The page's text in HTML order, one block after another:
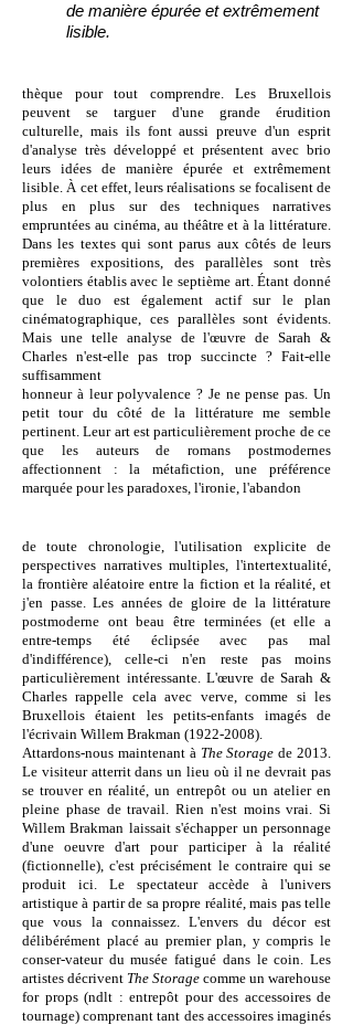
de manière épurée et extrêmement
lisible.
thèque pour tout comprendre.Les Bruxellois
peuvent se targuer d'une grande érudition
culturelle, mais ils font aussi preuve d'un esprit
d'analyse très développé et présentent avec brio
leurs idées de manière épurée et extrêmement
lisible. À cet effet, leurs réalisations se focalisent de
plus en plus sur des techniques narratives
empruntées au cinéma, au théâtre et à la littérature.
Dans les textes qui sont parus aux côtés de leurs
premières expositions, des parallèles sont très
volontiers établis avec le septième art. Étant donné
que le duo est également actif sur le plan
cinématographique, ces parallèles sont évidents.
Mais une telle analyse de l'œuvre de Sarah &
Charles n'est-elle pas trop succincte ? Fait-elle
suffisamment
honneur à leur polyvalence ? Je ne pense pas. Un
petit tour du côté de la littérature me semble
pertinent. Leur art est particulièrement proche de ce
que les auteurs de romans postmodernes
affectionnent : la métafiction, une préférence
marquée pour les paradoxes, l'ironie, l'abandon
de toute chronologie, l'utilisation explicite de
perspectives narratives multiples, l'intertextualité,
la frontière aléatoire entre la fiction et la réalité, et
j'en passe. Les années de gloire de la littérature
postmoderne ont beau être terminées (et elle a
entre-temps été éclipsée avec pas mal
d'indifférence), celle-ci n'en reste pas moins
particulièrement intéressante. L'œuvre de Sarah &
Charles rappelle cela avec verve, comme si les
Bruxellois étaient les petits-enfants imagés de
l'écrivain Willem Brakman (1922-2008).
Attardons-nous maintenant à The Storage de 2013.
Le visiteur atterrit dans un lieu où il ne devrait pas
se trouver en réalité, un entrepôt ou un atelier en
pleine phase de travail. Rien n'est moins vrai. Si
Willem Brakman laissait s'échapper un personnage
d'une oeuvre d'art pour participer à la réalité
(fictionnelle), c'est précisément le contraire qui se
produit ici. Le spectateur accède à l'univers
artistique à partir de sa propre réalité, mais pas telle
que vous la connaissez. L'envers du décor est
délibérément placé au premier plan, y compris le
conser-vateur du musée fatigué dans le coin. Les
artistes décrivent The Storage comme un warehouse
for props (ndlt : entrepôt pour des accessoires de
tournage) comprenant tant des accessoires imaginés